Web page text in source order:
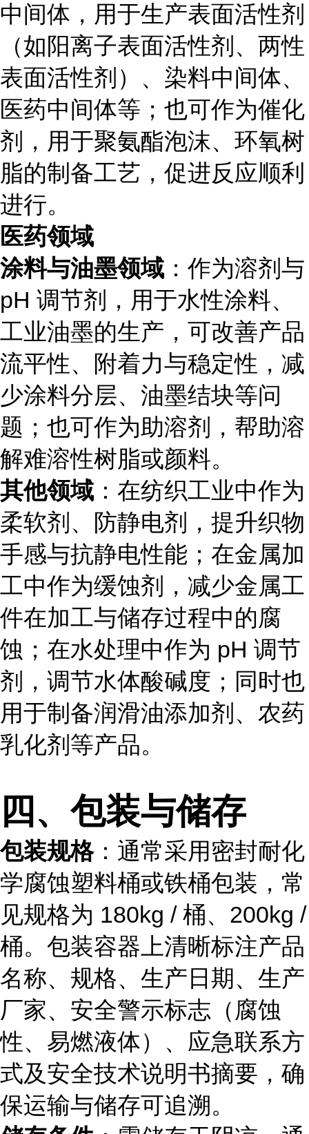
中间体，用于生产表面活性剂
（如阳离子表面活性剂、两性
表面活性剂）、染料中间体、
医药中间体等；也可作为催化
剂，用于聚氨酯泡沫、环氧树
脂的制备工艺，促进反应顺利
进行。
医药领域
涂料与油墨领域 ：作为溶剂与
pH 调节剂，用于水性涂料、
工业油墨的生产，可改善产品
流平性、附着力与稳定性，减
少涂料分层、油墨结块等问
题；也可作为助溶剂，帮助溶
解难溶性树脂或颜料。
其他领域 ：在纺织工业中作为
柔软剂、防静电剂，提升织物
手感与抗静电性能；在金属加
工中作为缓蚀剂，减少金属工
件在加工与储存过程中的腐
蚀；在水处理中作为 pH 调节
剂，调节水体酸碱度；同时也
用于制备润滑油添加剂、农药
乳化剂等产品。
四、包装与储存
包装规格：通常采用密封耐化
学腐蚀塑料桶或铁桶包装，常
见规格为 180kg / 桶、200kg /
桶。包装容器上清晰标注产品
名称、规格、生产日期、生产
厂家、安全警示标志（腐蚀
性、易燃液体）、应急联系方
式及安全技术说明书摘要，确
保运输与储存可追溯。